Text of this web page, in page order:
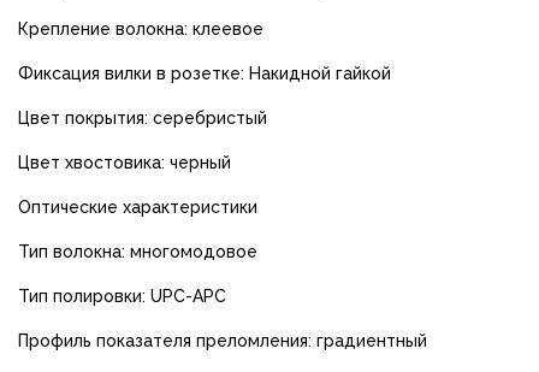
Крепление волокна: клеевое
Фиксация вилки в розетке: Накидной гайкой
Цвет покрытия: серебристый
Цвет хвостовика: черный
Оптические характеристики
Тип волокна: многомодовое
Тип полировки: UPC-APC
Профиль показателя преломления: градиентный